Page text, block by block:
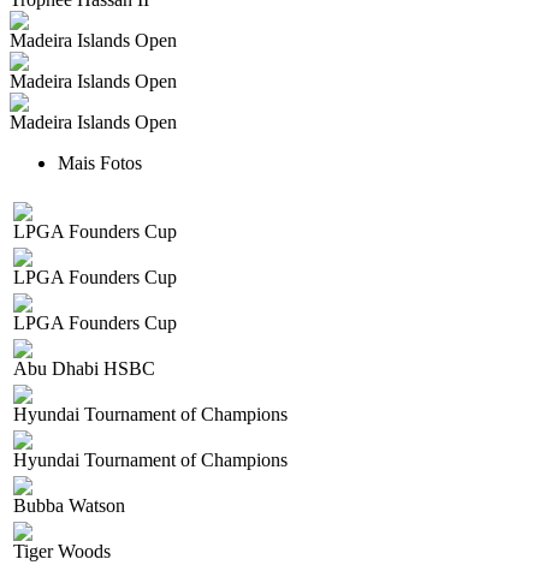
Madeira Islands Open
Madeira Islands Open
Madeira Islands Open
Mais Fotos
LPGA Founders Cup
LPGA Founders Cup
LPGA Founders Cup
Abu Dhabi HSBC
Hyundai Tournament of Champions
Hyundai Tournament of Champions
Bubba Watson
Tiger Woods